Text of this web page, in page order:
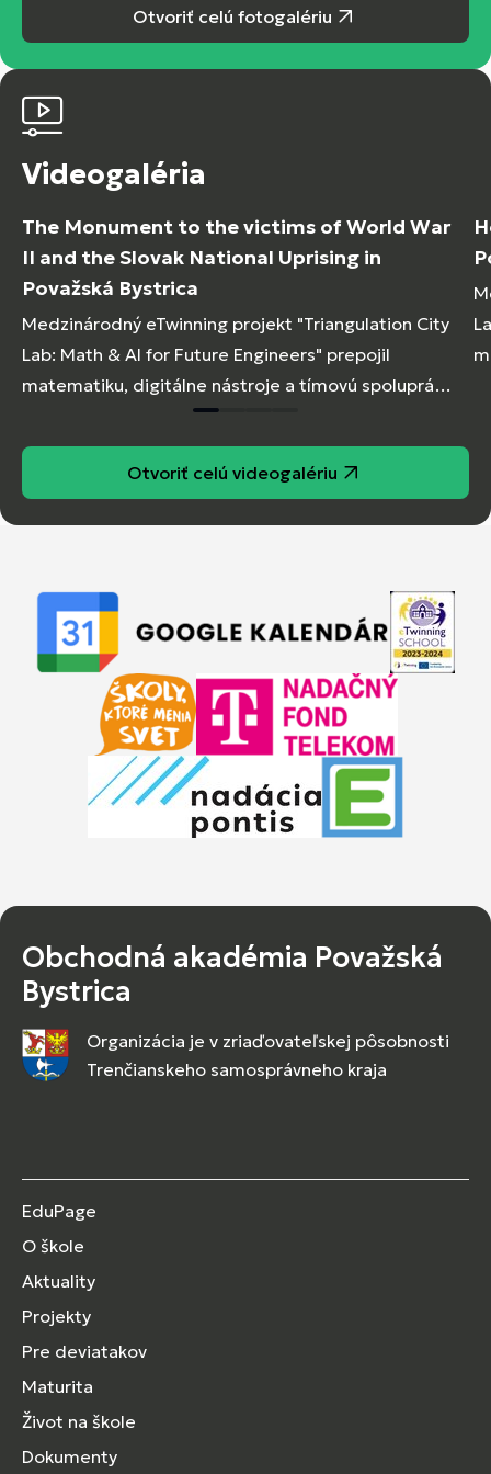
Otvoriť celú fotogalériu
Videogaléria
The Monument to the victims of World War
II and the Slovak National Uprising in
Považská Bystrica
Medzinárodný eTwinning projekt "Triangulation City
Lab: Math & AI for Future Engineers" prepojil
matematiku, digitálne nástroje a tímovú spoluprácu
pri riešení reálnych meracích úloh v mestskom
prostredí.
Otvoriť celú videogalériu
Obchodná akadémia Považská
Bystrica
Organizácia je v zriaďovateľskej pôsobnosti
Trenčianskeho samosprávneho kraja
EduPage
O škole
Aktuality
Projekty
Pre deviatakov
Maturita
Život na škole
Dokumenty